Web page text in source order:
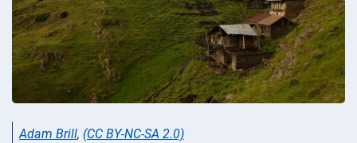
Adam Brill, (CC BY-NC-SA 2.0)